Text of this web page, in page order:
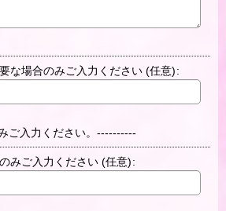
な場合のみご入力ください (任意):
ご入力ください。----------
みご入力ください (任意):